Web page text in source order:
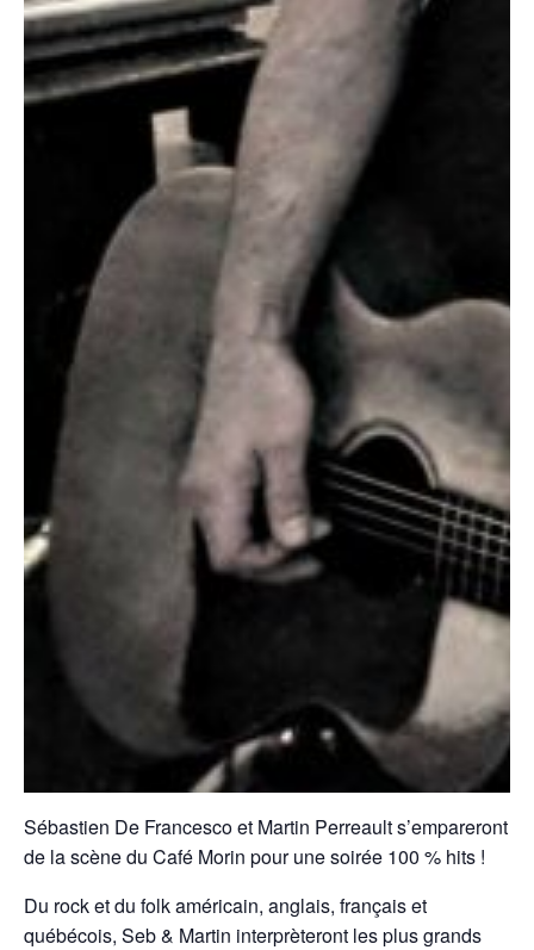
Sébastien De Francesco et Martin Perreault s’empareront
de la scène du Café Morin pour une soirée 100 % hits !
Du rock et du folk américain, anglais, français et
québécois, Seb & Martin interprèteront les plus grands